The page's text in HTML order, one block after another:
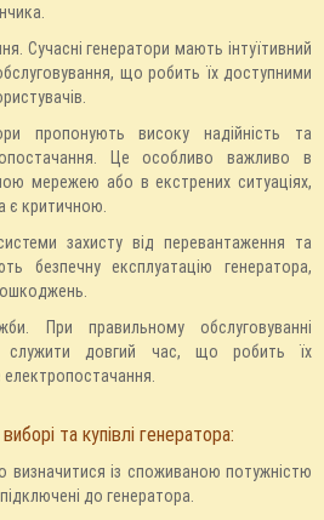
Сучасні генератори мають інтуїтивний
що робить їх доступними
пропонують високу надійність та
Це особливо важливо в
мережею або в екстрених ситуаціях,
є критичною.
захисту від перевантаження та
безпечну експлуатацію генератора,
При правильному обслуговуванні
служити довгий час, що робить їх
електропостачання.
та купівлі генератора:
визначитися із споживаною потужністю
до генератора.